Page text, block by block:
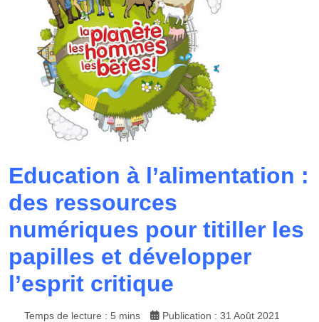
Education à l’alimentation :
des ressources
numériques pour titiller les
papilles et développer
l’esprit critique
Temps de lecture : 5 mins Publication : 31 Août 2021